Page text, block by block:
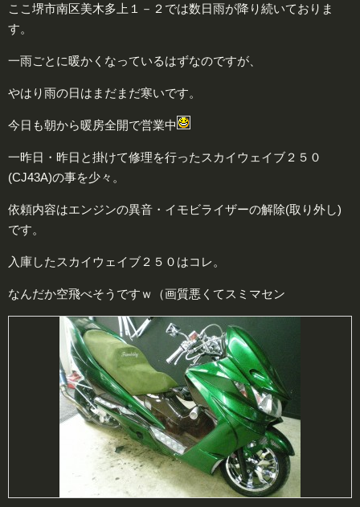
ここ堺市南区美木多上１－２では数日雨が降り続いておりま
す。
一雨ごとに暖かくなっているはずなのですが、
やはり雨の日はまだまだ寒いです。
今日も朝から暖房全開で営業中
一昨日・昨日と掛けて修理を行ったスカイウェイブ２５０
(CJ43A)の事を少々。
依頼内容はエンジンの異音・イモビライザーの解除(取り外し)
です。
入庫したスカイウェイブ２５０はコレ。
なんだか空飛べそうですｗ（画質悪くてスミマセン